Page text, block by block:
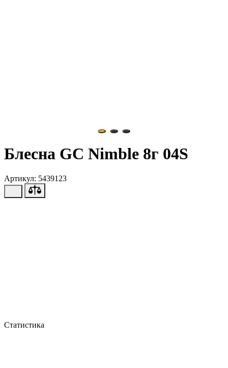
Блесна GC Nimble 8г 04S
Артикул: 5439123
Статистика